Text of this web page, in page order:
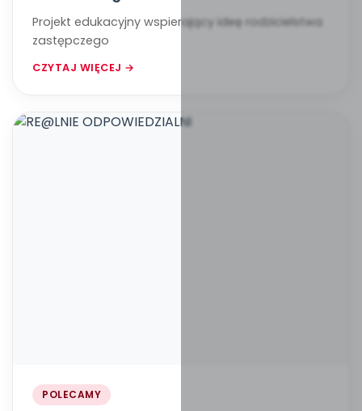
Projekt edukacyjny wspierający ideę rodzicielstwa
zastępczego
CZYTAJ WIĘCEJ →
POLECAMY